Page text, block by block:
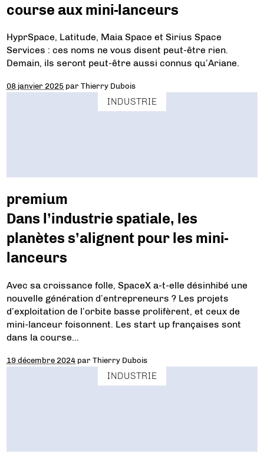
course aux mini-lanceurs
HyprSpace, Latitude, Maia Space et Sirius Space
Services : ces noms ne vous disent peut-être rien.
Demain, ils seront peut-être aussi connus qu’Ariane.
08 janvier 2025 parThierry Dubois
INDUSTRIE
premium
Dans l’industrie spatiale, les
planètes s’alignent pour les mini-
lanceurs
Avec sa croissance folle, SpaceX a-t-elle désinhibé une
nouvelle génération d’entrepreneurs ? Les projets
d’exploitation de l’orbite basse prolifèrent, et ceux de
mini-lanceur foisonnent. Les start up françaises sont
dans la course…
19 décembre 2024 parThierry Dubois
INDUSTRIE